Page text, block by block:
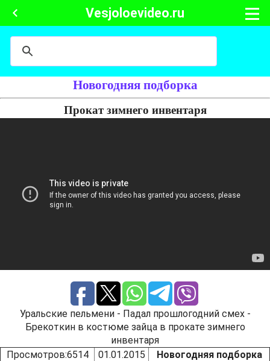
Vesjoloevideo.ru
Новогодняя подборка
Прокат зимнего инвентаря
Уральские пельмени - Падал прошлогодний смех -
Брекоткин в костюме зайца в прокате зимнего
инвентаря
Просмотров:6514 01.01.2015 Новогодняя подборка